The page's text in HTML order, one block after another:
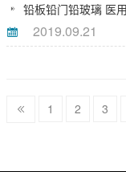
铅板铅门铅玻璃 医
2019.09.21
1 2 3